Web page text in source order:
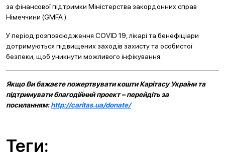
за фінансової підтримки Міністерства закордонних справ
Німеччини (GMFA ).
У період розповсюдження COVID 19, лікарі та бенефіціари
дотримуються підвищених заходів захисту та особистої
безпеки, щоб уникнути можливого інфікування.
Якщо Ви бажаєте пожертвувати кошти Карітасу України та
підтримувати благодійний проект – перейдіть за
посиланням:http://caritas.ua/donate/
Теги: